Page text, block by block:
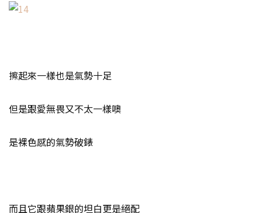
擦起來一樣也是氣勢十足
但是跟愛無畏又不太一樣噢
是裸色感的氣勢破錶
而且它跟蘋果銀的坦白更是絕配